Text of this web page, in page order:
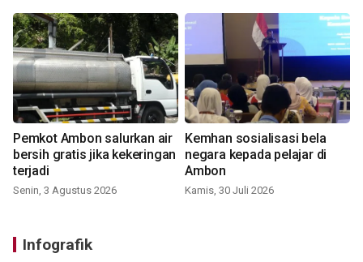
Pemkot Ambon salurkan air
bersih gratis jika kekeringan
terjadi
Senin, 3 Agustus 2026
Kemhan sosialisasi bela
negara kepada pelajar di
Ambon
Kamis, 30 Juli 2026
Infografik